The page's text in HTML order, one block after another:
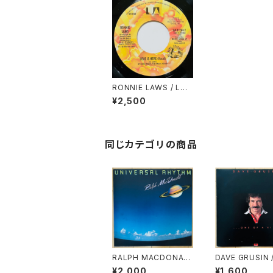
RONNIE LAWS / LOV
E IS HERE
¥2,500
同じカテゴリの商品
RALPH MACDONAL
D / UNIVERSAL RHY
DAVE GRUSIN
E OF A KIND